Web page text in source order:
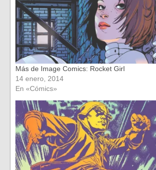
Más de Image Comics: Rocket Girl
14 enero, 2014
En «Cómics»